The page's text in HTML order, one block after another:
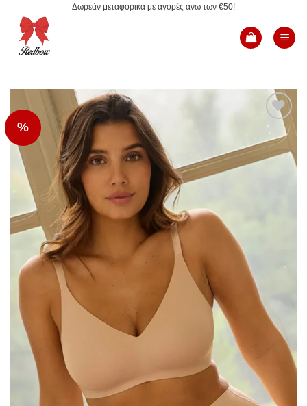
περιεχόμενο
Δωρεάν μεταφορικά με αγορές άνω των €50!
%
Add to
Wishlist